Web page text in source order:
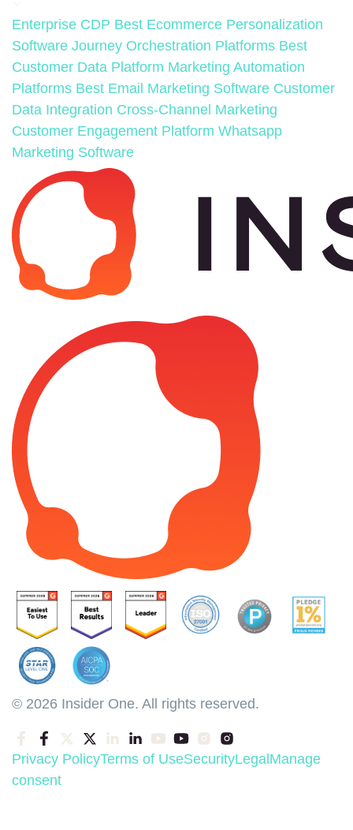
Enterprise CDP Best Ecommerce Personalization
Software Journey Orchestration Platforms Best
Customer Data Platform Marketing Automation
Platforms Best Email Marketing Software Customer
Data Integration Cross-Channel Marketing
Customer Engagement Platform Whatsapp
Marketing Software
© 2026 Insider One. All rights reserved.
Privacy PolicyTerms of UseSecurityLegalManage
consent